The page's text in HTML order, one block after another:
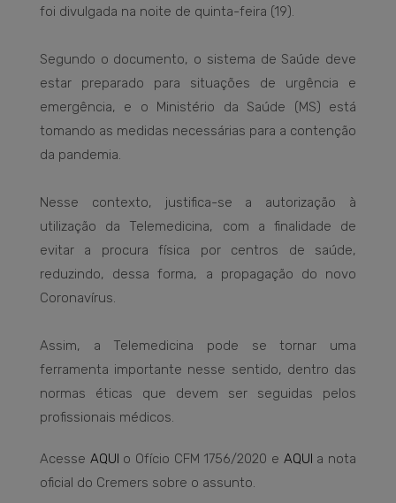
foi divulgada na noite de quinta-feira (19).
Segundo o documento, o sistema de Saúde deve
estar preparado para situações de urgência e
emergência, e o Ministério da Saúde (MS) está
tomando as medidas necessárias para a contenção
da pandemia.
Nesse contexto, justifica-se a autorização à
utilização da Telemedicina, com a finalidade de
evitar a procura física por centros de saúde,
reduzindo, dessa forma, a propagação do novo
Coronavírus.
Assim, a Telemedicina pode se tornar uma
ferramenta importante nesse sentido, dentro das
normas éticas que devem ser seguidas pelos
profissionais médicos.
Acesse AQUI o Ofício CFM 1756/2020 e AQUI a nota
oficial do Cremers sobre o assunto.